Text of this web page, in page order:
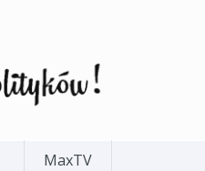
MaxTV